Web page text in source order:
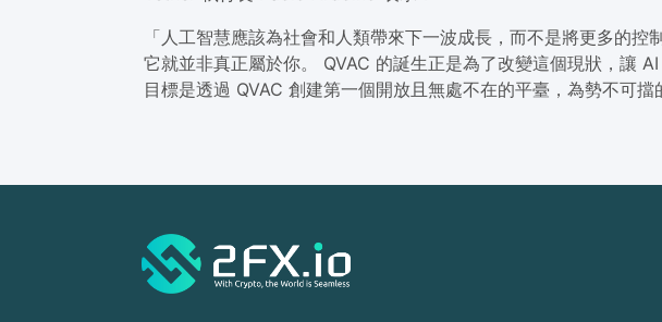
「人工智慧應該為社會和人類帶來下一波成長，而不是將更多的
它就並非真正屬於你。 QVAC 的誕生正是為了改變這個現狀，讓
目標是透過 QVAC 創建第一個開放且無處不在的平臺，為勢不可